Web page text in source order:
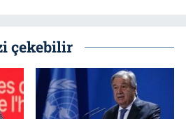
çekebilir